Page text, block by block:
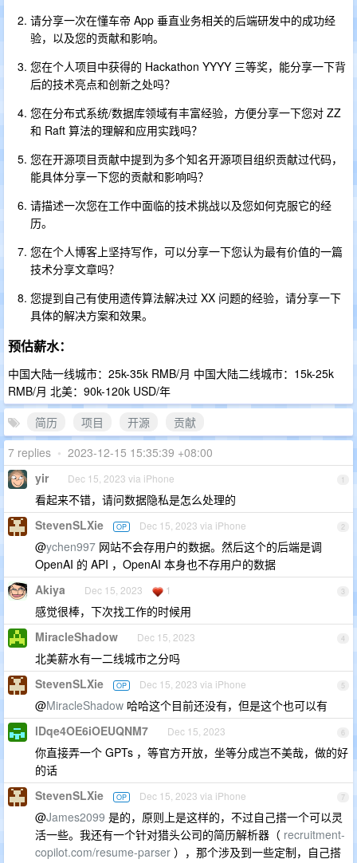
请分享一次在懂车帝 App 垂直业务相关的后端研发中的成功经
验，以及您的贡献和影响。
您在个人项目中获得的 Hackathon YYYY 三等奖，能分享一下背
后的技术亮点和创新之处吗？
您在分布式系统/数据库领域有丰富经验，方便分享一下您对 ZZ
和 Raft 算法的理解和应用实践吗？
您在开源项目贡献中提到为多个知名开源项目组织贡献过代码，
能具体分享一下您的贡献和影响吗？
请描述一次您在工作中面临的技术挑战以及您如何克服它的经
历。
您在个人博客上坚持写作，可以分享一下您认为最有价值的一篇
技术分享文章吗？
您提到自己有使用遗传算法解决过 XX 问题的经验，请分享一下
具体的解决方案和效果。
预估薪水：
中国大陆一线城市：25k-35k RMB/月 中国大陆二线城市：15k-25k
RMB/月 北美：90k-120k USD/年
简历
项目 开源
贡献
7 replies • 2023-12-15 15:35:39 +08:00
1
yir Dec 15, 2023 via iPhone
看起来不错，请问数据隐私是怎么处理的
2
StevenSLXie OP Dec 15, 2023 via iPhone
@ychen997 网站不会存用户的数据。然后这个的后端是调
OpenAI 的 API ，OpenAI 本身也不存用户的数据
3
Akiya Dec 15, 2023 1
感觉很棒，下次找工作的时候用
4
MiracleShadow Dec 15, 2023
北美薪水有一二线城市之分吗
5
StevenSLXie OP Dec 15, 2023 via iPhone
@MiracleShadow 哈哈这个目前还没有，但是这个也可以有
6
lDqe4OE6iOEUQNM7 Dec 15, 2023
你直接弄一个 GPTs ，等官方开放，坐等分成岂不美哉，做的好
的话
7
StevenSLXie OP Dec 15, 2023 via iPhone
@James2099 是的，原则上是这样的，不过自己搭一个可以灵
活一些。我还有一个针对猎头公司的简历解析器（ recruitment-
copilot.com/resume-parser ），那个涉及到一些定制，自己搭